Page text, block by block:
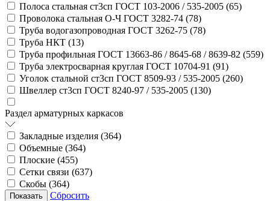
Полоса стальная ст3сп ГОСТ 103-2006 / 535-2005 (65)
Проволока стальная О-Ч ГОСТ 3282-74 (78)
Труба водогазопроводная ГОСТ 3262-75 (78)
Труба НКТ (13)
Труба профильная ГОСТ 13663-86 / 8645-68 / 8639-82 (559)
Труба электросварная круглая ГОСТ 10704-91 (91)
Уголок стальной ст3сп ГОСТ 8509-93 / 535-2005 (260)
Швеллер ст3сп ГОСТ 8240-97 / 535-2005 (130)
Раздел арматурных каркасов
Закладные изделия (364)
Объемные (364)
Плоские (455)
Сетки связи (637)
Скобы (364)
Сбросить